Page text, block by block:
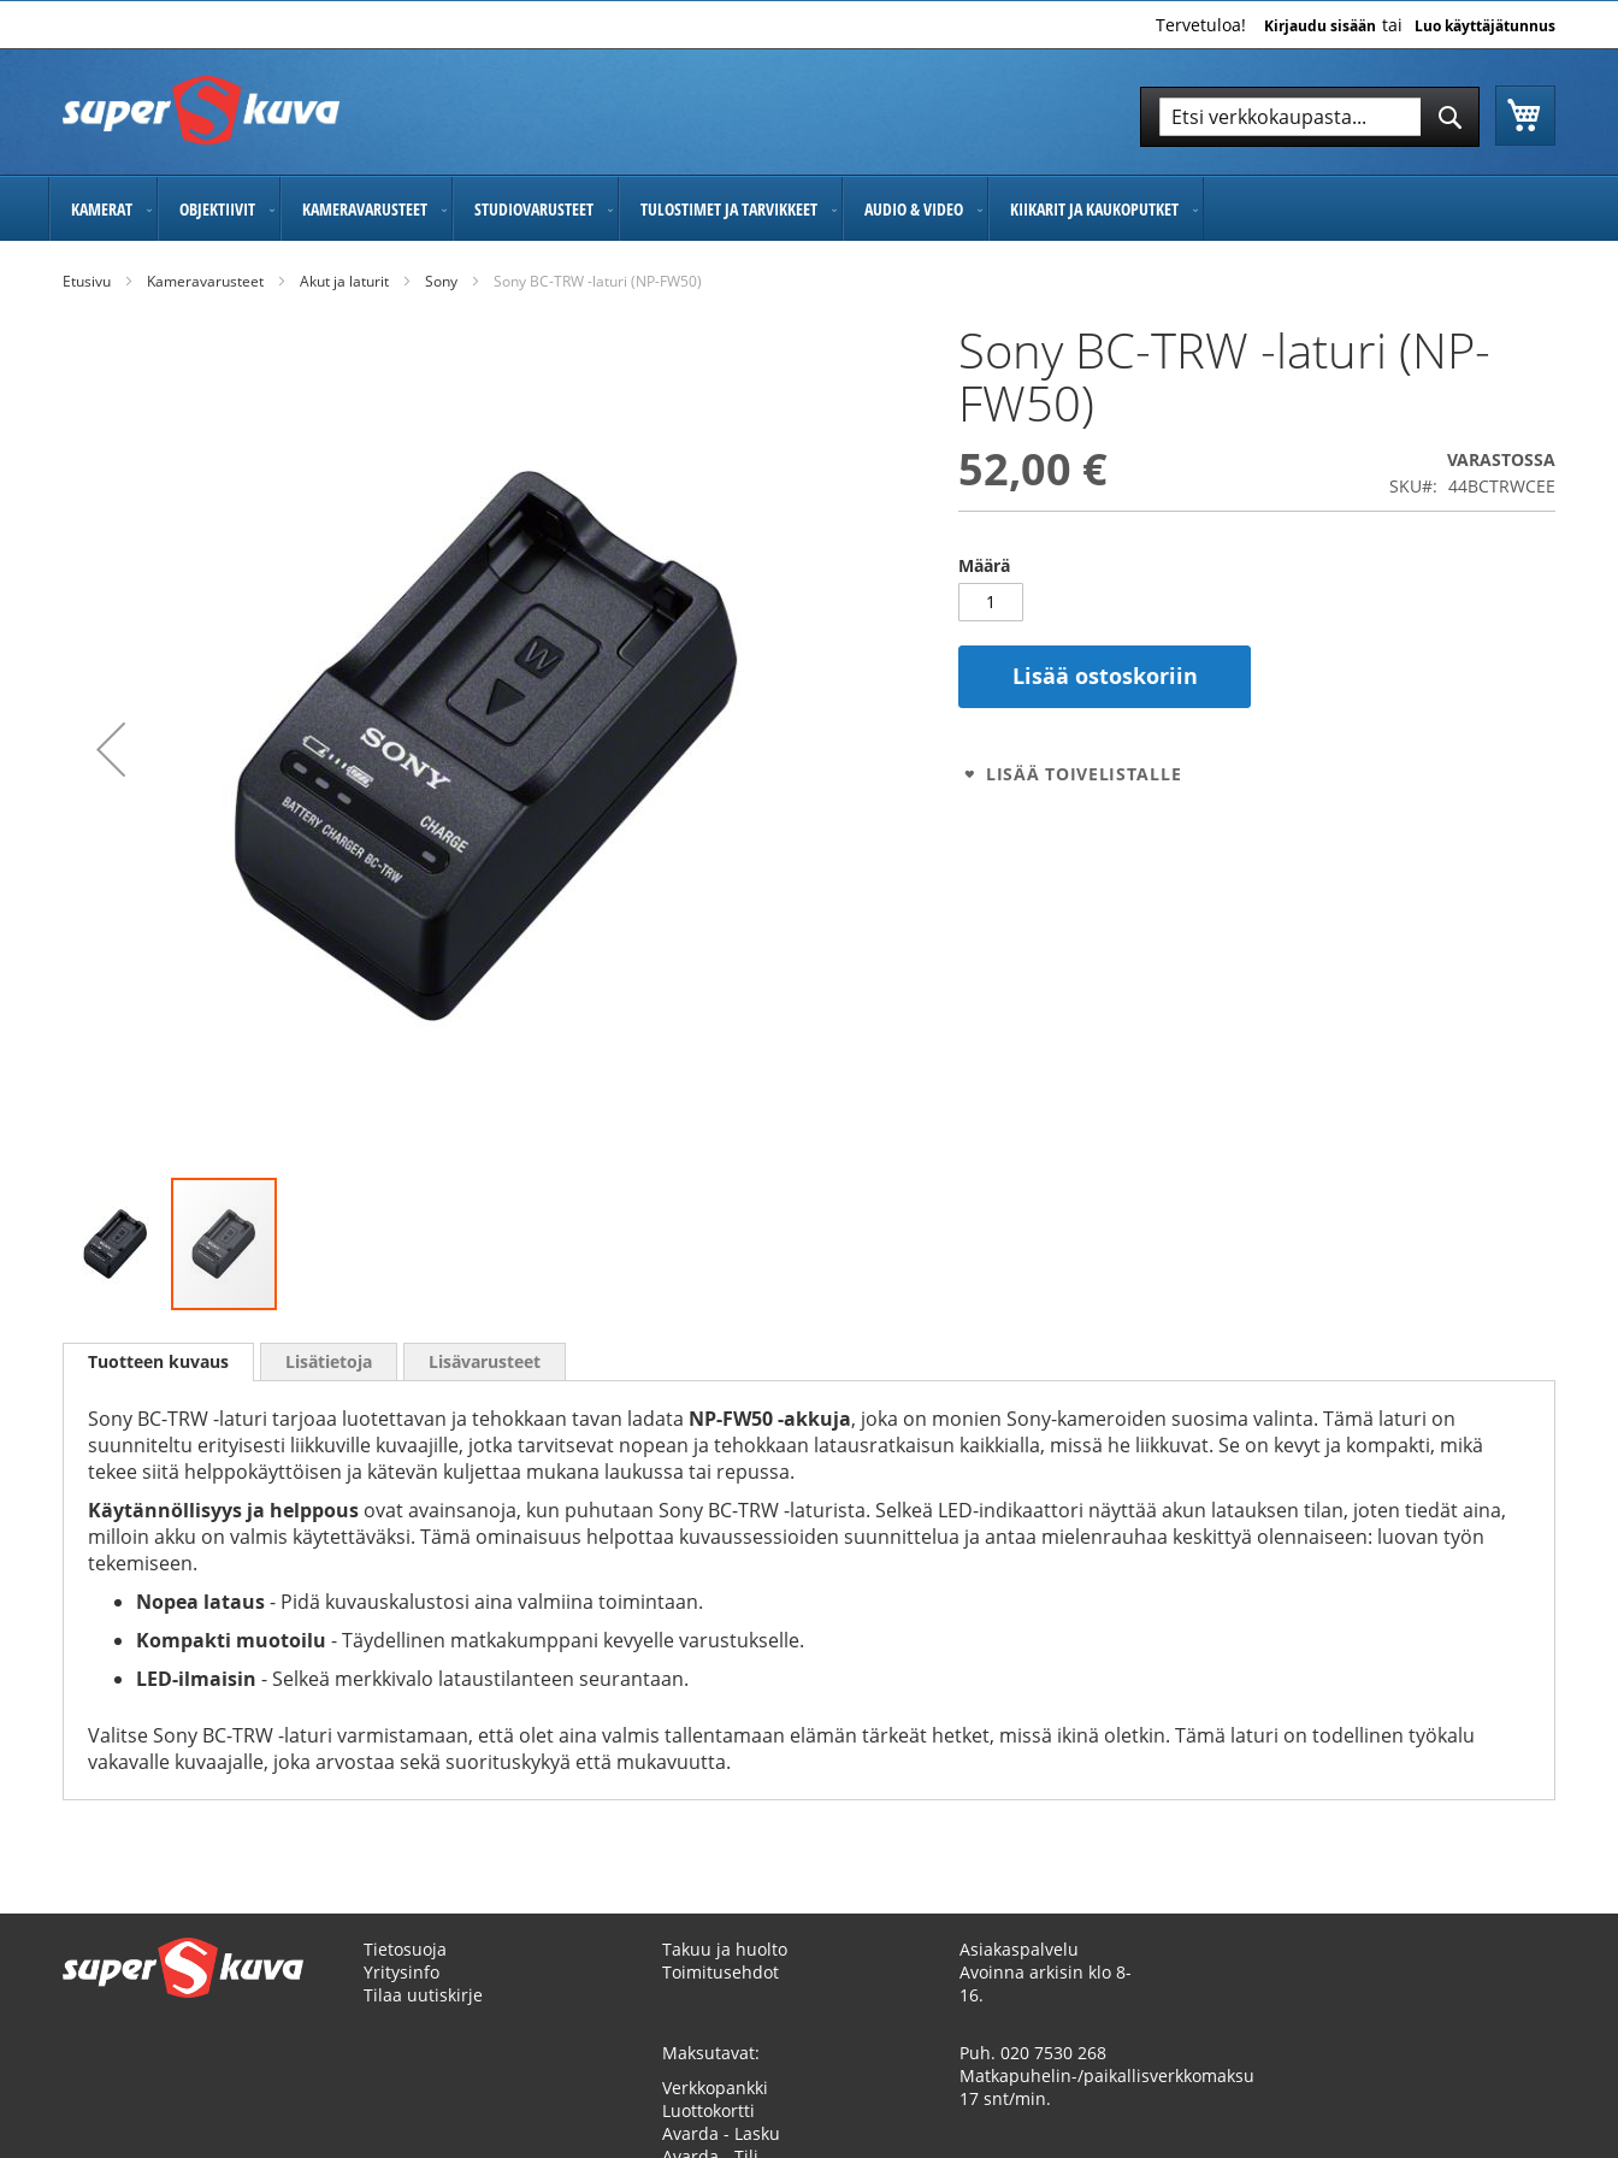
to
Tervetuloa! Kirjaudu sisään Luo käyttäjätunnus
Hae
KAMERAT OBJEKTIIVIT KAMERAVARUSTEET STUDIOVARUSTEET TULOSTIMET JA TARVIKKEET AUDIO & VIDEO KIIKARIT JA KAUKOPUTKET
Etusivu Kameravarusteet Akut ja laturit Sony Sony BC-TRW -laturi (NP-FW50)
Sony BC-TRW -laturi (NP-
FW50)
52,00 €
VARASTOSSA
SKU
44BCTRWCEE
Määrä
Lisää ostoskoriin
LISÄÄ TOIVELISTALLE
to
images
gallery
Tuotteen kuvaus
Sony BC-TRW -laturi tarjoaa luotettavan ja tehokkaan tavan ladata NP-FW50 -akkuja, joka on monien Sony-kameroiden suosima valinta. Tämä laturi on
suunniteltu erityisesti liikkuville kuvaajille, jotka tarvitsevat nopean ja tehokkaan latausratkaisun kaikkialla, missä he liikkuvat. Se on kevyt ja kompakti, mikä
tekee siitä helppokäyttöisen ja kätevän kuljettaa mukana laukussa tai repussa.
Käytännöllisyys ja helppous ovat avainsanoja, kun puhutaan Sony BC-TRW -laturista. Selkeä LED-indikaattori näyttää akun latauksen tilan, joten tiedät aina,
milloin akku on valmis käytettäväksi. Tämä ominaisuus helpottaa kuvaussessioiden suunnittelua ja antaa mielenrauhaa keskittyä olennaiseen: luovan työn
tekemiseen.
Nopea lataus- Pidä kuvauskalustosi aina valmiina toimintaan.
Kompakti muotoilu - Täydellinen matkakumppani kevyelle varustukselle.
LED-ilmaisin - Selkeä merkkivalo lataustilanteen seurantaan.
Valitse Sony BC-TRW -laturi varmistamaan, että olet aina valmis tallentamaan elämän tärkeät hetket, missä ikinä oletkin. Tämä laturi on todellinen työkalu
vakavalle kuvaajalle, joka arvostaa sekä suorituskykyä että mukavuutta.
Lisätietoja Lisävarusteet
Tietosuoja
Yritysinfo
Tilaa uutiskirje
Takuu ja huolto
Toimitusehdot
Maksutavat:
Verkkopankki
Luottokortti
Avarda - Lasku
Asiakaspalvelu
Avoinna arkisin klo 8-
16.
Puh. 020 7530 268
Matkapuhelin-/paikallisverkkomaksu
17 snt/min.